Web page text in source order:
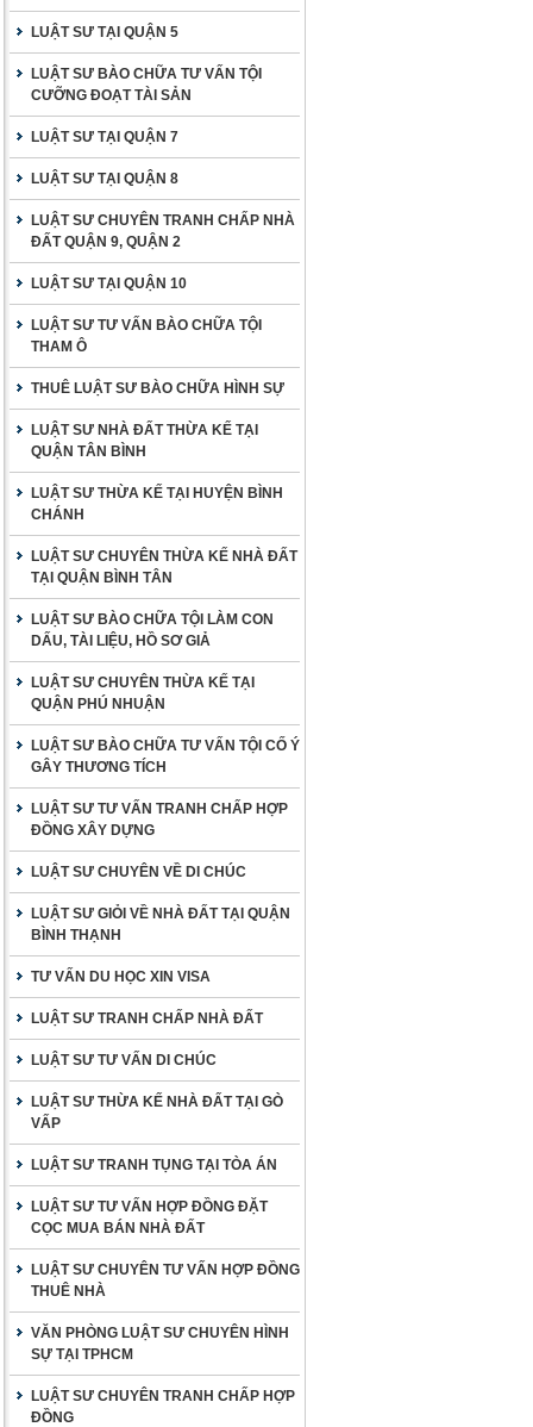
LUẬT SƯ TẠI QUẬN 5
LUẬT SƯ BÀO CHỮA TƯ VẤN TỘI
CƯỠNG ĐOẠT TÀI SẢN
LUẬT SƯ TẠI QUẬN 7
LUẬT SƯ TẠI QUẬN 8
LUẬT SƯ CHUYÊN TRANH CHẤP NHÀ
ĐẤT QUẬN 9, QUẬN 2
LUẬT SƯ TẠI QUẬN 10
LUẬT SƯ TƯ VẤN BÀO CHỮA TỘI
THAM Ô
THUÊ LUẬT SƯ BÀO CHỮA HÌNH SỰ
LUẬT SƯ NHÀ ĐẤT THỪA KẾ TẠI
QUẬN TÂN BÌNH
LUẬT SƯ THỪA KẾ TẠI HUYỆN BÌNH
CHÁNH
LUẬT SƯ CHUYÊN THỪA KẾ NHÀ ĐẤT
TẠI QUẬN BÌNH TÂN
LUẬT SƯ BÀO CHỮA TỘI LÀM CON
DẤU, TÀI LIỆU, HỒ SƠ GIẢ
LUẬT SƯ CHUYÊN THỪA KẾ TẠI
QUẬN PHÚ NHUẬN
LUẬT SƯ BÀO CHỮA TƯ VẤN TỘI CỐ Ý
GÂY THƯƠNG TÍCH
LUẬT SƯ TƯ VẤN TRANH CHẤP HỢP
ĐỒNG XÂY DỰNG
LUẬT SƯ CHUYÊN VỀ DI CHÚC
LUẬT SƯ GIỎI VỀ NHÀ ĐẤT TẠI QUẬN
BÌNH THẠNH
TƯ VẤN DU HỌC XIN VISA
LUẬT SƯ TRANH CHẤP NHÀ ĐẤT
LUẬT SƯ TƯ VẤN DI CHÚC
LUẬT SƯ THỪA KẾ NHÀ ĐẤT TẠI GÒ
VẤP
LUẬT SƯ TRANH TỤNG TẠI TÒA ÁN
LUẬT SƯ TƯ VẤN HỢP ĐỒNG ĐẶT
CỌC MUA BÁN NHÀ ĐẤT
LUẬT SƯ CHUYÊN TƯ VẤN HỢP ĐỒNG
THUÊ NHÀ
VĂN PHÒNG LUẬT SƯ CHUYÊN HÌNH
SỰ TẠI TPHCM
LUẬT SƯ CHUYÊN TRANH CHẤP HỢP
ĐỒNG